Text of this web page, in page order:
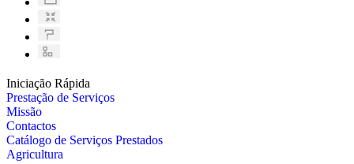
Iniciação Rápida
Prestação de Serviços
Missão
Contactos
Catálogo de Serviços Prestados
Agricultura